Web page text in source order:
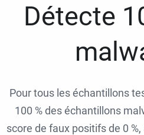
Détecte
Pour tous les échantillons
100 % des échantillons
score de faux positifs de 0